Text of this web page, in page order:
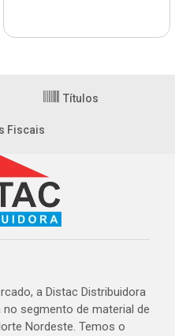
Títulos
Fiscais
a Distac Distribuidora
segmento de material de
Nordeste. Temos o